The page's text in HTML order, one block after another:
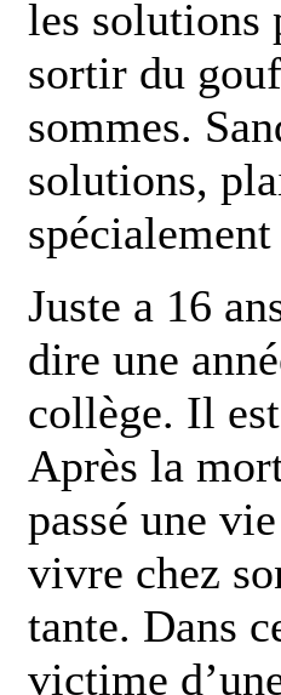
les solutions
sortir du
sommes.
solutions,
Juste a 16
dire une
collège. Il
Après la
passé une
vivre chez
tante. Dans
victime